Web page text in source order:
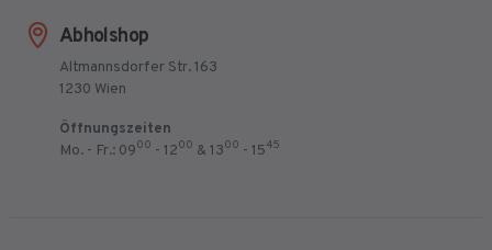
Abholshop
Altmannsdorfer Str. 163
1230 Wien
Öffnungszeiten
Mo. - Fr.: 0900 - 1200 & 1300 - 1545